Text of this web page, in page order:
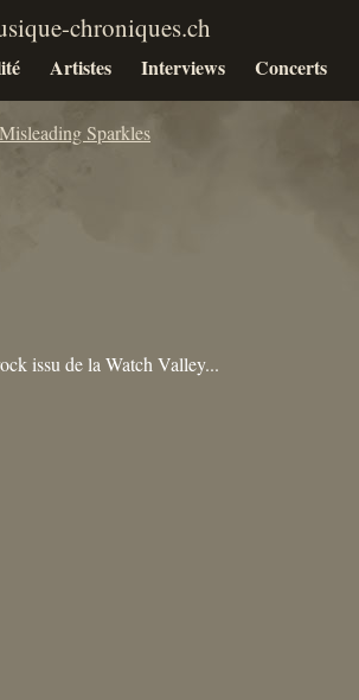
Artistes Interviews Concerts
Misleading Sparkles
issu de la Watch Valley...